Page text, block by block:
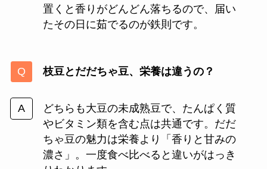
置くと香りがどんどん落ちるので、届い
たその日に茹でるのが鉄則です。
枝豆とだだちゃ豆、栄養は違うの？
どちらも大豆の未成熟豆で、たんぱく質
やビタミン類を含む点は共通です。だだ
ちゃ豆の魅力は栄養より「香りと甘みの
濃さ」。一度食べ比べると違いがはっき